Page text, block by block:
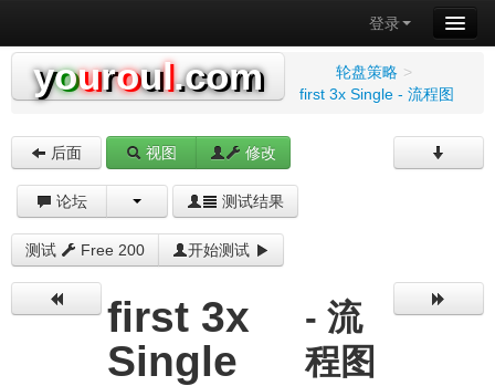
登录
youroul.com 轮盘策略 >
first 3x Single - 流程图
后面 视图 修改
论坛 测试结果
测试 Free 200 开始测试
first 3x
Single
- 流
程图